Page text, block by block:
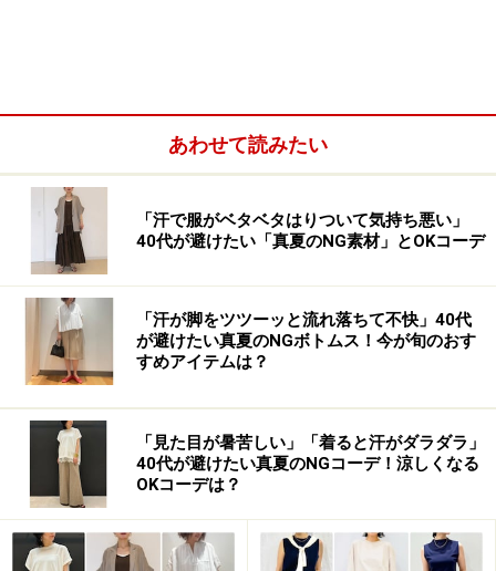
1. コンサバなデザインが大人向けな「UVカ
ットカーデ」
バイカラーでよりスタイリッシュな印象に 出典：StyleHint
こちらで着用しているのは、「UVカットクルーネックカ
ーディガン」（税込2990円）です。中には同色の「UVカ
ットクルーネックセーター」を着て、アンサンブルコー
デに仕上げています。白ベースに黒の縁取りをしたデザ
インはコンサバな雰囲気で、きれいめに着られて大人向
きです。
あわせて読みたい
「汗で服がベタベタはりついて気持ち悪い」
40代が避けたい「真夏のNG素材」とOKコーデ
「汗が脚をツツーッと流れ落ちて不快」40代
が避けたい真夏のNGボトムス！今が旬のおす
すめアイテムは？
「見た目が暑苦しい」「着ると汗がダラダラ」
40代が避けたい真夏のNGコーデ！涼しくなる
OKコーデは？